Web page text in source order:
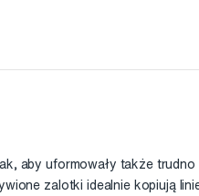
aby uformowały także
zalotki idealnie kopiują